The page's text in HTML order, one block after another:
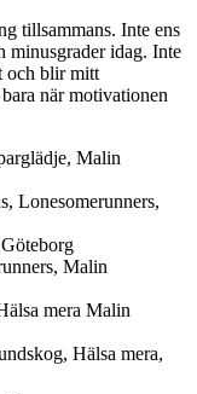
tillsammans. Inte ens
minusgrader idag. Inte
och blir mitt
när motivationen